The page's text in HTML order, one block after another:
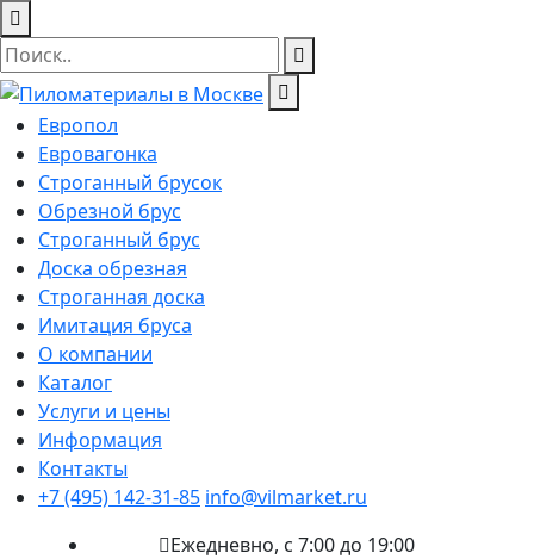
Европол
Евровагонка
Строганный брусок
Обрезной брус
Строганный брус
Доска обрезная
Строганная доска
Имитация бруса
О компании
Каталог
Услуги и цены
Информация
Контакты
+7 (495) 142-31-85 info@vilmarket.ru
Ежедневно, с 7:00 до 19:00